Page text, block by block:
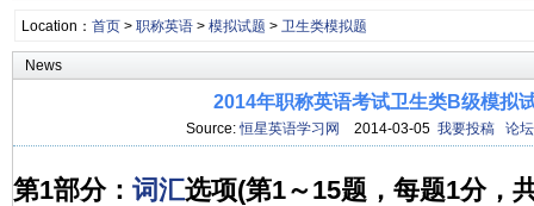
Location： 首页> 职称英语> 模拟试题 > 卫生类模拟题
News
2014年职称英语考试卫生类B级模拟
Source:恒星英语学习网 2014-03-05 我要投稿 论坛
第1部分： 词汇选项(第1～15题，每题1分，